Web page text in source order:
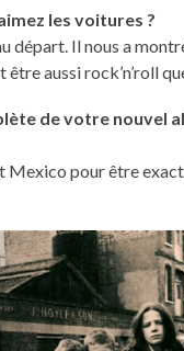
les voitures ?
départ. Il nous a
aussi rock’n’roll
de votre nouvel
Mexico pour être